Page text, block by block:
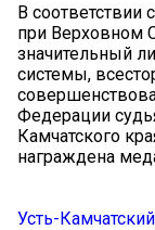
В соответствии
при Верховном
значительный
системы,
Федерации
Камчатского
награждена
Усть-